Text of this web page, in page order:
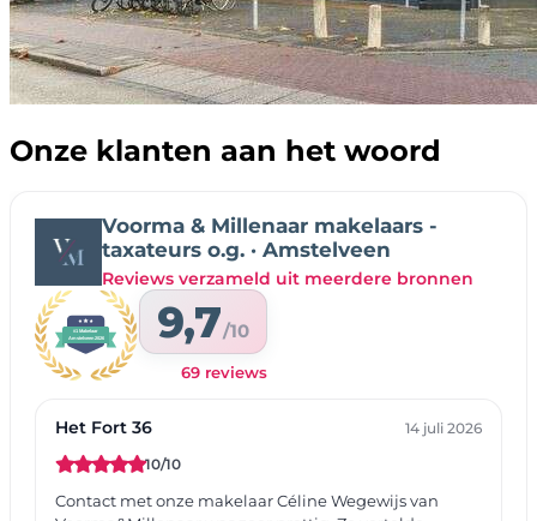
Onze klanten aan het woord